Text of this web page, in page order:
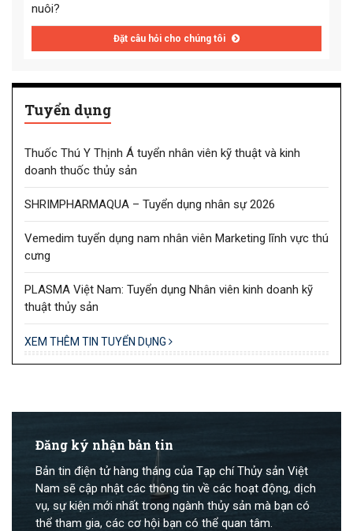
nuôi?
Đặt câu hỏi cho chúng tôi
Tuyển dụng
Thuốc Thú Y Thịnh Á tuyển nhân viên kỹ thuật và kinh
doanh thuốc thủy sản
SHRIMPHARMAQUA – Tuyển dụng nhân sự 2026
Vemedim tuyển dụng nam nhân viên Marketing lĩnh vực thú
cưng
PLASMA Việt Nam: Tuyển dụng Nhân viên kinh doanh kỹ
thuật thủy sản
XEM THÊM TIN TUYỂN DỤNG
Đăng ký nhận bản tin
Bản tin điện tử hàng tháng của Tạp chí Thủy sản Việt
Nam sẽ cập nhật các thông tin về các hoạt động, dịch
vụ, sự kiện mới nhất trong ngành thủy sản mà bạn có
thể tham gia, các cơ hội bạn có thể quan tâm.